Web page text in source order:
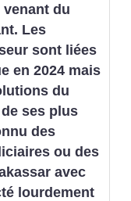
du
Les
sont liées
en 2024 mais
du
ses plus
des
ou des
avec
lourdement